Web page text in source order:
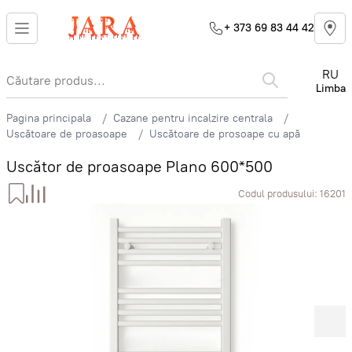
+ 373 69 83 44 42
RU
Limba
Pagina principala
Cazane pentru incalzire centrala
Uscătoare de proasoape
Uscătoare de prosoape cu apă
Uscător de proasoape Plano 600*500
Codul produsului: 16201